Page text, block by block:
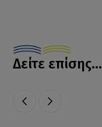
Δείτε επίσης...